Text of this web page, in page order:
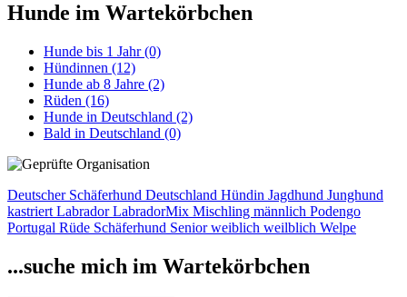
Hunde im Wartekörbchen
Hunde bis 1 Jahr(0)
Hündinnen (12)
Hunde ab 8 Jahre (2)
Rüden (16)
Hunde in Deutschland (2)
Bald in Deutschland (0)
Deutscher Schäferhund Deutschland Hündin Jagdhund Junghund
kastriert LabradorLabradorMix Mischling männlich Podengo
Portugal Rüde Schäferhund Seniorweiblich weilblich Welpe
...suche mich im Wartekörbchen